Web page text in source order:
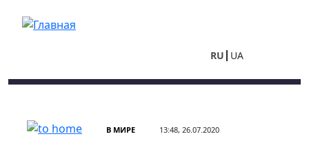
RU UA
В МИРЕ 13:48, 26.07.2020